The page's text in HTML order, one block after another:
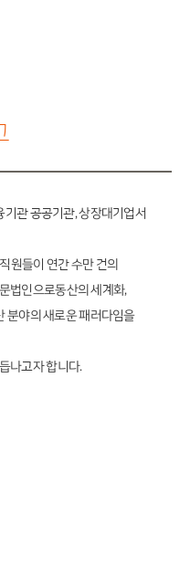
관 공공기관, 상장대기업서
원들이 연간 수만 건의
법인으로동산의 세계화,
분야의 새로운 패러다임을
나고자 합니다.